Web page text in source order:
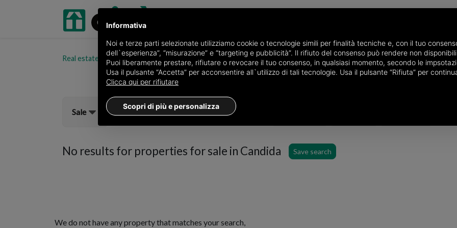
Real estate portal oikia.it Properties for sale in the province of Avellino Properties for sale in Candida
Sale
No results for properties for sale in Candida Save search
We do not have any property that matches your search,
Informativa
Noi e terze parti selezionate utilizziamo cookie o tecnologie simili per finalità tecniche e, con il tuo
dell`esperienza”, “misurazione” e “targeting e pubblicità”. Il rifiuto del consenso può rendere non
Puoi liberamente prestare, rifiutare o revocare il tuo consenso, in qualsiasi momento, secondo le
Usa il pulsante “Accetta” per acconsentire all`utilizzo di tali tecnologie. Usa il pulsante “Rifiuta” per
Clicca qui per rifiutare
Scopri di più e personalizza